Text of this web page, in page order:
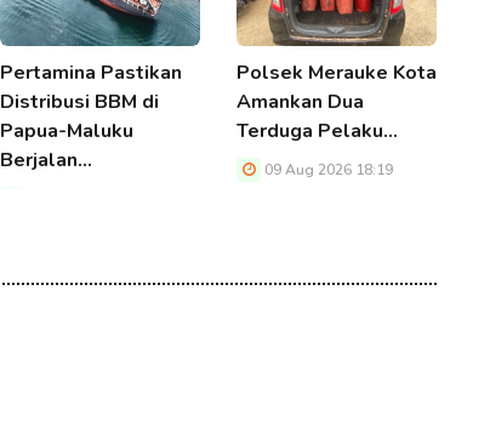
Pertamina Pastikan
Distribusi BBM di
Papua-Maluku
Berjalan…
Polsek Merauke Kota
Amankan Dua
Terduga Pelaku…
09 Aug 2026 18:19